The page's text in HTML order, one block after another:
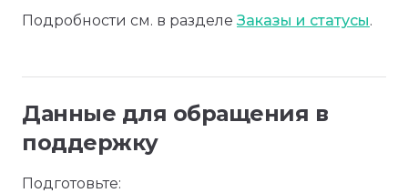
Подробности см. в разделеЗаказы и статусы.
Данные для обращения в
поддержку
Подготовьте: